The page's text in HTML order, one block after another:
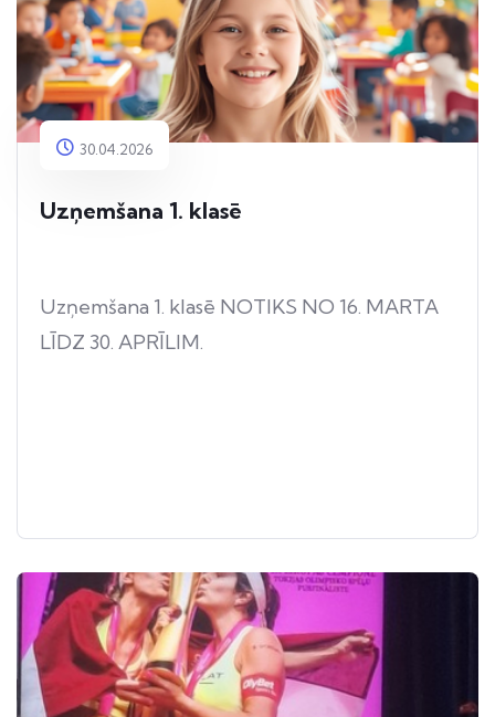
30.04.2026
Uzņemšana 1. klasē
Uzņemšana 1. klasē NOTIKS NO 16. MARTA
LĪDZ 30. APRĪLIM.